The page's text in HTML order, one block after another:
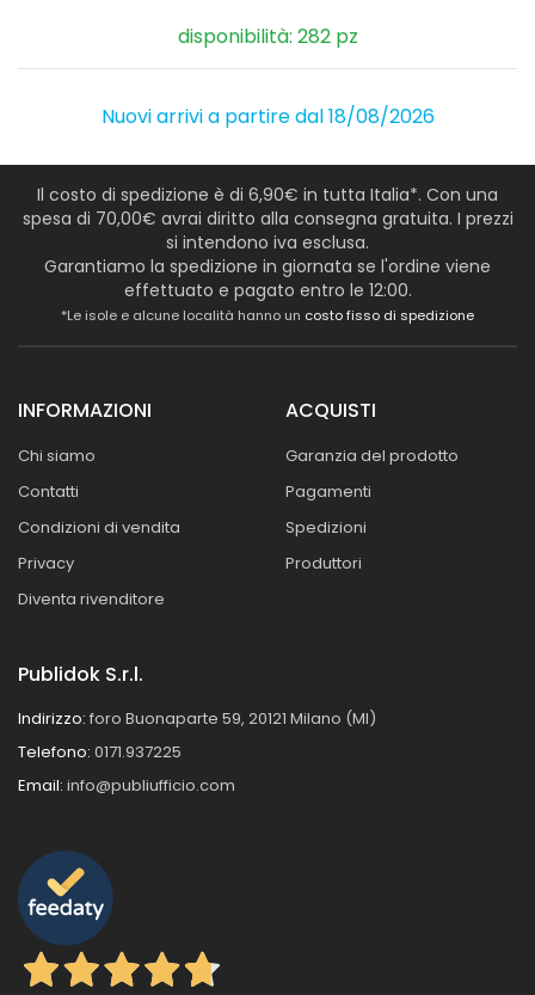
disponibilità: 282 pz
Nuovi arrivi a partire dal 18/08/2026
Il costo di spedizione è di 6,90€ in tutta Italia*. Con una
spesa di 70,00€ avrai diritto alla consegna gratuita. I prezzi
si intendono iva esclusa.
Garantiamo la spedizione in giornata se l'ordine viene
effettuato e pagato entro le 12:00.
*Le isole e alcune località hanno un costo fisso di spedizione
INFORMAZIONI
Chi siamo
Contatti
Condizioni di vendita
Privacy
Diventa rivenditore
ACQUISTI
Garanzia del prodotto
Pagamenti
Spedizioni
Produttori
Publidok S.r.l.
Indirizzo: foro Buonaparte 59, 20121 Milano (MI)
Telefono: 0171.937225
Email: info@publiufficio.com